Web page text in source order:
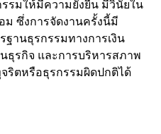
รมให้มีความยั่งยืน มีวินัยใน
ม ซึ่งการจัดงานครั้งนี้มี
ฐานธุรกรรมทางการเงิน
ธุรกิจ และการบริหารสภาพ
ริตหรือธุรกรรมผิดปกติได้